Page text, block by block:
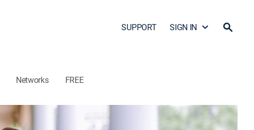
SUPPORT SIGN IN
Networks FREE